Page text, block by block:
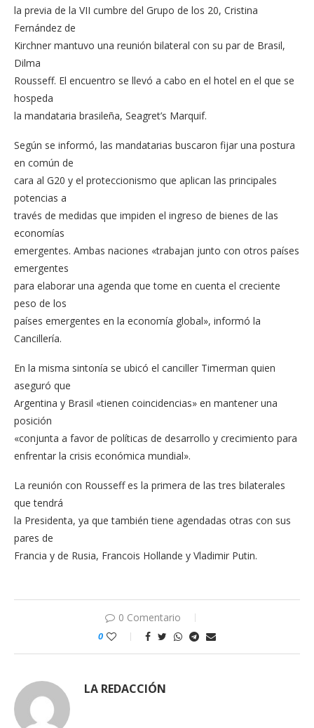
la previa de la VII cumbre del Grupo de los 20, Cristina
Fernández de
Kirchner mantuvo una reunión bilateral con su par de Brasil,
Dilma
Rousseff. El encuentro se llevó a cabo en el hotel en el que se
hospeda
la mandataria brasileña, Seagret’s Marquif.
Según se informó, las mandatarias buscaron fijar una postura
en común de
cara al G20 y el proteccionismo que aplican las principales
potencias a
través de medidas que impiden el ingreso de bienes de las
economías
emergentes. Ambas naciones «trabajan junto con otros países
emergentes
para elaborar una agenda que tome en cuenta el creciente
peso de los
países emergentes en la economía global», informó la
Cancillería.
En la misma sintonía se ubicó el canciller Timerman quien
aseguró que
Argentina y Brasil «tienen coincidencias» en mantener una
posición
«conjunta a favor de políticas de desarrollo y crecimiento para
enfrentar la crisis económica mundial».
La reunión con Rousseff es la primera de las tres bilaterales
que tendrá
la Presidenta, ya que también tiene agendadas otras con sus
pares de
Francia y de Rusia, Francois Hollande y Vladimir Putin.
0 Comentario
0
LA REDACCIÓN